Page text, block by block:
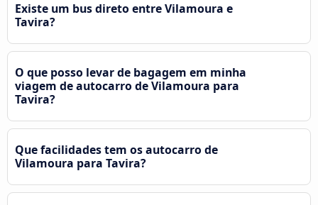
Existe um bus direto entre Vilamoura e
Tavira?
O que posso levar de bagagem em minha
viagem de autocarro de Vilamoura para
Tavira?
Que facilidades tem os autocarro de
Vilamoura para Tavira?